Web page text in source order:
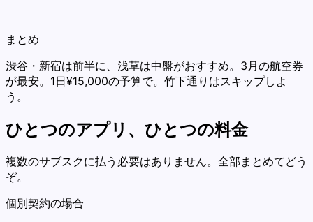
まとめ
渋谷・新宿は前半に、浅草は中盤がおすすめ。3月の航空券
が最安。1日¥15,000の予算で。竹下通りはスキップしよ
う。
ひとつのアプリ、ひとつの料金
複数のサブスクに払う必要はありません。全部まとめてどう
ぞ。
個別契約の場合